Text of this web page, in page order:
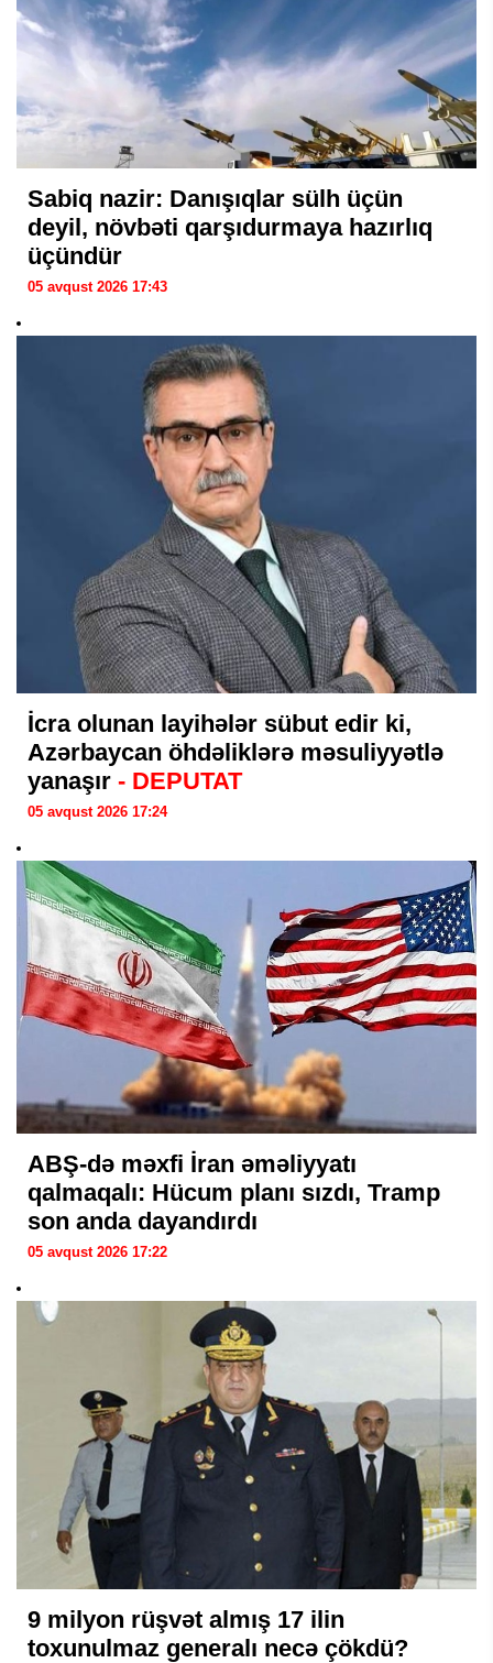
Sabiq nazir: Danışıqlar sülh üçün
deyil, növbəti qarşıdurmaya hazırlıq
üçündür
05 avqust 2026 17:43
İcra olunan layihələr sübut edir ki,
Azərbaycan öhdəliklərə məsuliyyətlə
yanaşır - DEPUTAT
05 avqust 2026 17:24
ABŞ-də məxfi İran əməliyyatı
qalmaqalı: Hücum planı sızdı, Tramp
son anda dayandırdı
05 avqust 2026 17:22
9 milyon rüşvət almış 17 ilin
toxunulmaz generalı necə çökdü?